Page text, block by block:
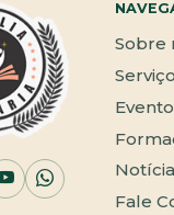
Sobre
Fale